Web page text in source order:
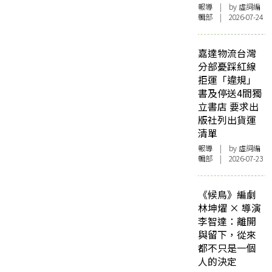
報導 | by 虛詞編
輯部 | 2026-07-24
嘉達物流台灣
分部憂踩紅線
拒運「違規」
書及停送4間獨
立書店 要求出
版社列出貨運
清單
報導 | by 虛詞編
輯部 | 2026-07-23
《候鳥》編劇
林坤燿 × 導演
李智達：離開
與留下，從來
都不只是一個
人的決定